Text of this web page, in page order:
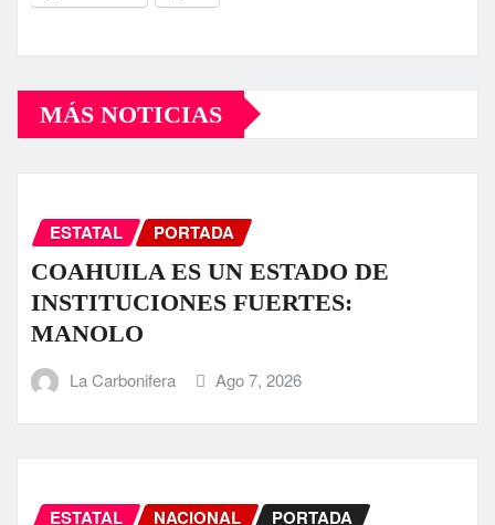
MÁS NOTICIAS
ESTATAL PORTADA
COAHUILA ES UN ESTADO DE
INSTITUCIONES FUERTES:
MANOLO
La Carbonifera Ago 7, 2026
ESTATAL NACIONAL PORTADA